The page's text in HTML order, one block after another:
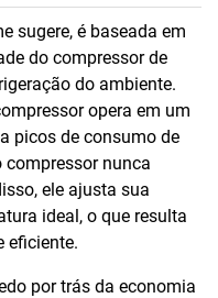
sugere, é baseada em
do compressor de
do ambiente.
opera em um
picos de consumo de
compressor nunca
ele ajusta sua
ideal, o que resulta
eficiente.
por trás da economia